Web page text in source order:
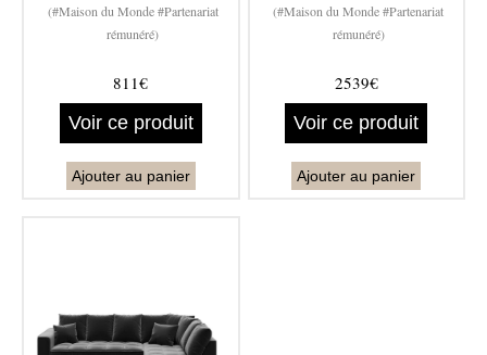
(#Maison du Monde #Partenariat
rémunéré)
811€
Voir ce produit
Ajouter au panier
(#Maison du Monde #Partenariat
rémunéré)
2539€
Voir ce produit
Ajouter au panier